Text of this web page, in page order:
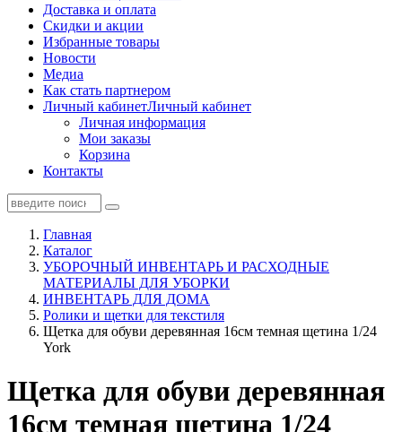
Доставка и оплата
Скидки и акции
Избранные товары
Новости
Медиа
Как стать партнером
Личный кабинетЛичный кабинет
Личная информация
Мои заказы
Корзина
Контакты
Главная
Каталог
УБОРОЧНЫЙ ИНВЕНТАРЬ И РАСХОДНЫЕ
МАТЕРИАЛЫ ДЛЯ УБОРКИ
ИНВЕНТАРЬ ДЛЯ ДОМА
Ролики и щетки для текстиля
Щетка для обуви деревянная 16см темная щетина 1/24
York
Щетка для обуви деревянная
16см темная щетина 1/24